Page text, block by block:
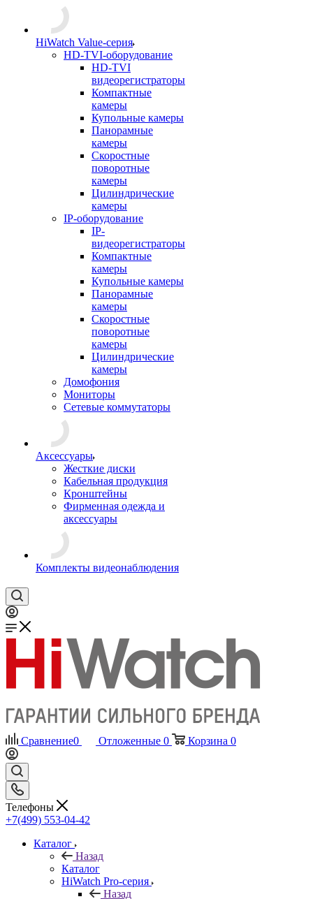
HiWatch Value-серия
HD-TVI-оборудование
HD-TVI
видеорегистраторы
Компактные
камеры
Купольные камеры
Панорамные
камеры
Скоростные
поворотные
камеры
Цилиндрические
камеры
IP-оборудование
IP-
видеорегистраторы
Компактные
камеры
Купольные камеры
Панорамные
камеры
Скоростные
поворотные
камеры
Цилиндрические
камеры
Домофония
Мониторы
Сетевые коммутаторы
Аксессуары
Жесткие диски
Кабельная продукция
Кронштейны
Фирменная одежда и
аксессуары
Комплекты видеонаблюдения
Сравнение0 Отложенные 0 Корзина 0
Телефоны
+7(499) 553-04-42
Каталог
Назад
Каталог
HiWatch Pro-серия
Назад